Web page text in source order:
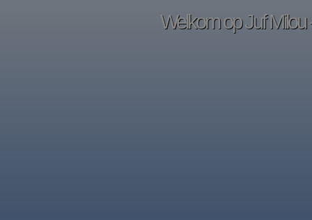
Welkom op Juf Milou